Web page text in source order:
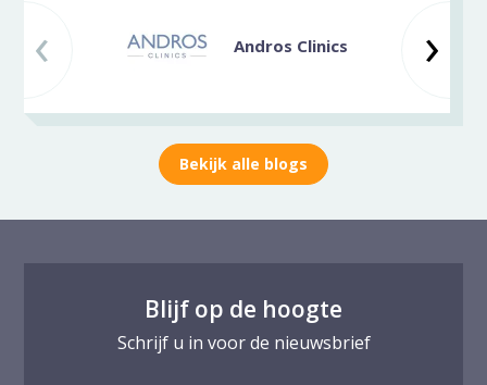
Vorige slide
‹ ›
Andros Clinics
Bekijk alle blogs
Blijf op de hoogte
Schrijf u in voor de nieuwsbrief